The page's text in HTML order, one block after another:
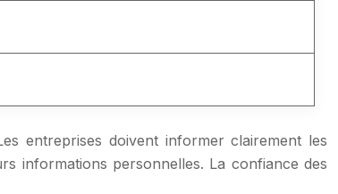
entreprises doivent informer clairement les
informations personnelles. La confiance des